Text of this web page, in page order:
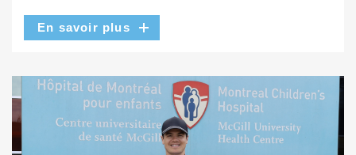
En savoir plus